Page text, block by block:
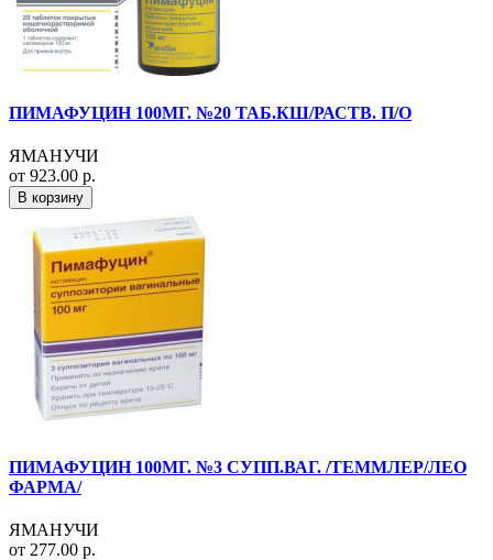
ПИМАФУЦИН 100МГ. №20 ТАБ.КШ/РАСТВ. П/О
ЯМАНУЧИ
от 923.00 р.
В корзину
ПИМАФУЦИН 100МГ. №3 СУПП.ВАГ. /ТЕММЛЕР/ЛЕО
ФАРМА/
ЯМАНУЧИ
от 277.00 р.